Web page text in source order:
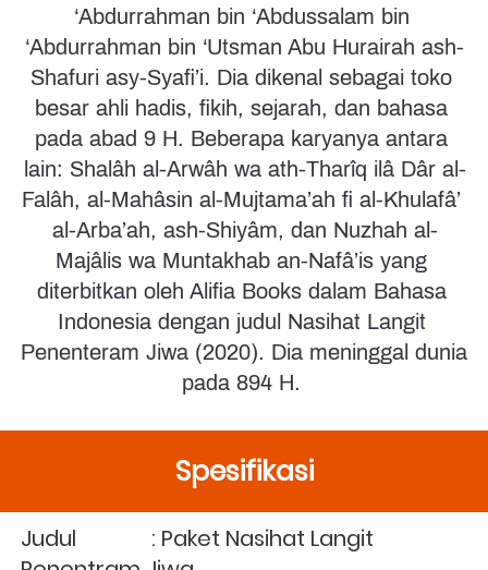
‘Abdurrahman bin ‘Abdussalam bin
‘Abdurrahman bin ‘Utsman Abu Hurairah ash-
Shafuri asy-Syafi’i. Dia dikenal sebagai toko
besar ahli hadis, fikih, sejarah, dan bahasa
pada abad 9 H. Beberapa karyanya antara
lain: Shalâh al-Arwâh wa ath-Tharîq ilâ Dâr al-
Falâh, al-Mahâsin al-Mujtama’ah fi al-Khulafâ’
al-Arba’ah, ash-Shiyâm, dan Nuzhah al-
Majâlis wa Muntakhab an-Nafâ’is yang
diterbitkan oleh Alifia Books dalam Bahasa
Indonesia dengan judul Nasihat Langit
Penenteram Jiwa (2020). Dia meninggal dunia
pada 894 H.
Spesifikasi
Judul	        : Paket Nasihat Langit